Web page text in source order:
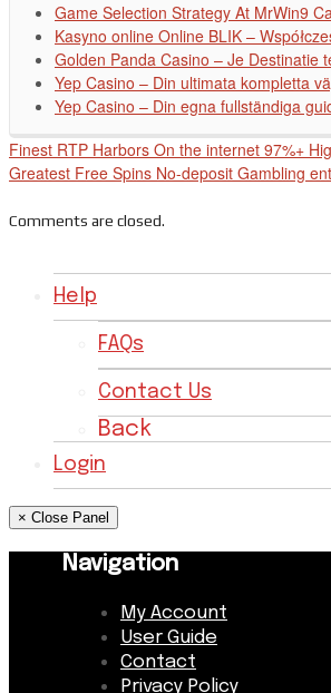
Game Selection Strategy At MrWin9
Kasyno online Online BLIK –
Golden Panda Casino – Je Destinatie
Yep Casino – Din ultimata kompletta
Yep Casino – Din egna fullständiga
Finest RTP Harbors On the internet 97%+
Greatest Free Spins No-deposit Gambling
Comments are closed.
Help
FAQs
Contact Us
Back
Login
× Close Panel
Navigation
My Account
User Guide
Contact
Privacy Policy